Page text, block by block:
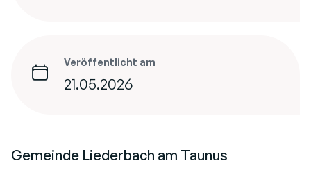
Veröffentlicht am
21.05.2026
Gemeinde Liederbach am Taunus